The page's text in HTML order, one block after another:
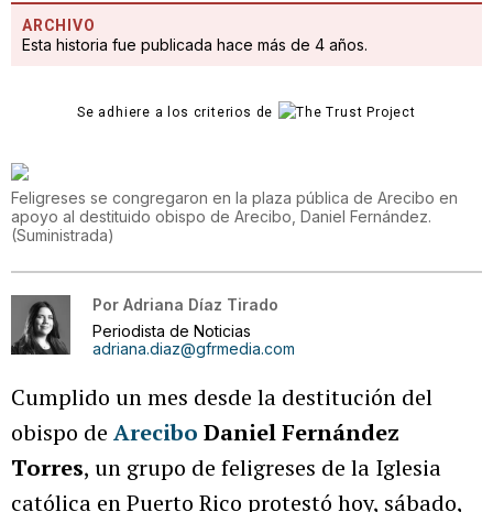
ARCHIVO
Esta historia fue publicada hace más de 4 años.
Se adhiere a los criterios de
Feligreses se congregaron en la plaza pública de Arecibo en
apoyo al destituido obispo de Arecibo, Daniel Fernández.
(Suministrada)
Por Adriana Díaz Tirado
Periodista de Noticias
adriana.diaz@gfrmedia.com
Cumplido un mes desde la destitución del
obispo de Arecibo Daniel Fernández
Torres, un grupo de feligreses de la Iglesia
católica en Puerto Rico protestó hoy, sábado,